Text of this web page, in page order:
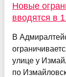
Новые
вводятся в
В
улице у
по